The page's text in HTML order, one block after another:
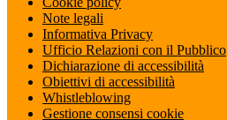
Note legali
Informativa Privacy
Ufficio Relazioni con il Pubblico
Dichiarazione di accessibilità
Obiettivi di accessibilità
Whistleblowing
Gestione consensi cookie